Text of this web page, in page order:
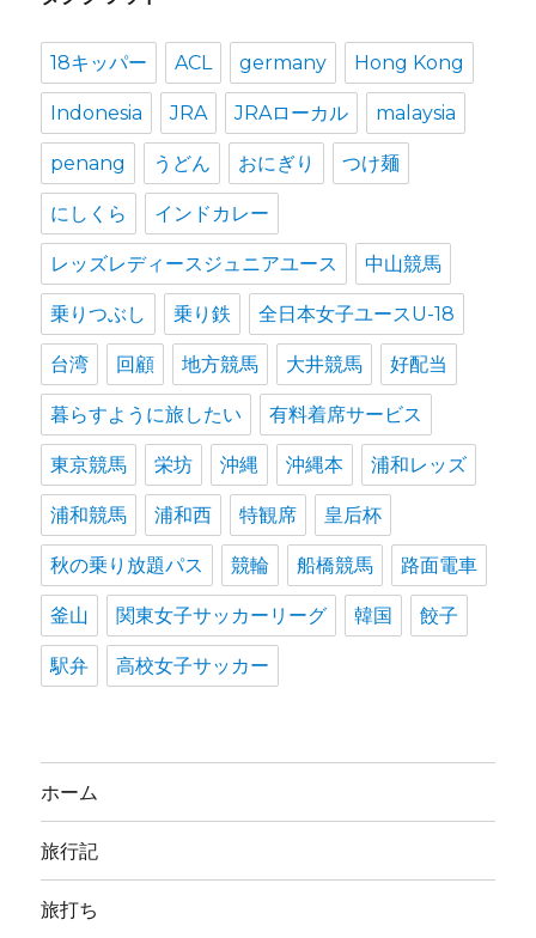
18キッパー ACL germany Hong Kong
Indonesia JRA JRAローカル malaysia
penang うどん おにぎり つけ麺
にしくら インドカレー
レッズレディースジュニアユース 中山競馬
乗りつぶし 乗り鉄 全日本女子ユースU-18
台湾 回顧 地方競馬 大井競馬 好配当
暮らすように旅したい 有料着席サービス
東京競馬 栄坊 沖縄 沖縄本 浦和レッズ
浦和競馬 浦和西 特観席 皇后杯
秋の乗り放題パス 競輪 船橋競馬 路面電車
釜山 関東女子サッカーリーグ 韓国 餃子
駅弁 高校女子サッカー
ホーム
旅行記
旅打ち